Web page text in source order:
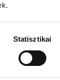
Statisztikai